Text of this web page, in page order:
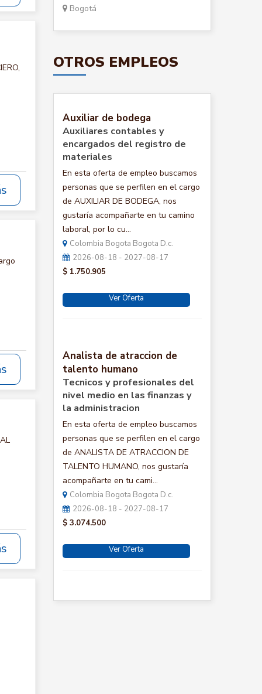
Bogotá
OTROS EMPLEOS
Auxiliar de bodega
Auxiliares contables y
encargados del registro de
materiales
En esta oferta de empleo buscamos
personas que se perfilen en el cargo
de AUXILIAR DE BODEGA, nos
gustaría acompañarte en tu camino
laboral, por lo cu...
Colombia Bogota Bogota D.c.
2026-08-18 - 2027-08-17
$ 1.750.905
Ver Oferta
Analista de atraccion de
talento humano
Tecnicos y profesionales del
nivel medio en las finanzas y
la administracion
En esta oferta de empleo buscamos
personas que se perfilen en el cargo
de ANALISTA DE ATRACCION DE
TALENTO HUMANO, nos gustaría
acompañarte en tu cami...
Colombia Bogota Bogota D.c.
2026-08-18 - 2027-08-17
$ 3.074.500
Ver Oferta